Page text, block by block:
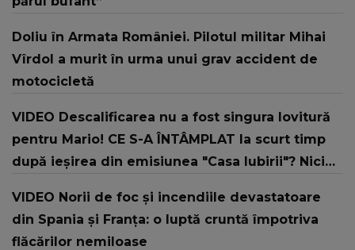
Doliu în Armata României. Pilotul militar Mihai
Vîrdol a murit în urma unui grav accident de
motocicletă
VIDEO Descalificarea nu a fost singura lovitură
pentru Mario! CE S-A ÎNTÂMPLAT la scurt timp
după ieșirea din emisiunea "Casa Iubirii"? Nici
APROPIATĂ ar putea să-i facă asta: "Au ales să
mă..."
VIDEO Norii de foc și incendiile devastatoare
din Spania și Franța: o luptă cruntă împotriva
flăcărilor nemiloase